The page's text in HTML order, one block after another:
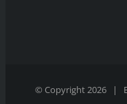
© Copyright 2026 |